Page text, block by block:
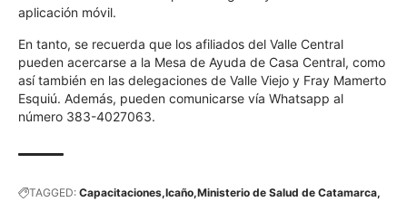
aplicación móvil.
En tanto, se recuerda que los afiliados del Valle Central
pueden acercarse a la Mesa de Ayuda de Casa Central, como
así también en las delegaciones de Valle Viejo y Fray Mamerto
Esquiú. Además, pueden comunicarse vía Whatsapp al
número 383-4027063.
TAGGED: Capacitaciones Icaño Ministerio de Salud de Catamarca